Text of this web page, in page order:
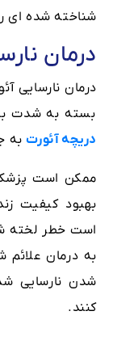
شناخته شده ای
درمان
درمان نارسایی
بسته به شدت
دریچه آئورتبه
ممکن است پزشک
بهبود کیفیت
است خطر لخته
به درمان علائم
شدن نارسایی
کنند.